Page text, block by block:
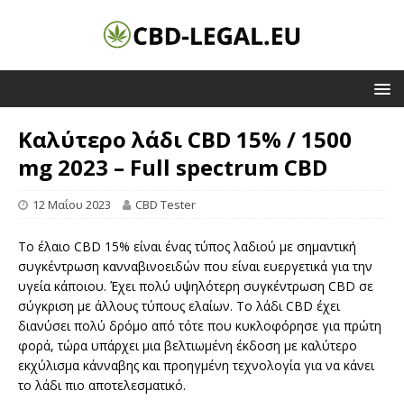
Καλύτερο λάδι CBD 15% / 1500
mg 2023 – Full spectrum CBD
12 Μαΐου 2023 CBD Tester
Το έλαιο CBD 15% είναι ένας τύπος λαδιού με σημαντική
συγκέντρωση κανναβινοειδών που είναι ευεργετικά για την
υγεία κάποιου. Έχει πολύ υψηλότερη συγκέντρωση CBD σε
σύγκριση με άλλους τύπους ελαίων. Το λάδι CBD έχει
διανύσει πολύ δρόμο από τότε που κυκλοφόρησε για πρώτη
φορά, τώρα υπάρχει μια βελτιωμένη έκδοση με καλύτερο
εκχύλισμα κάνναβης και προηγμένη τεχνολογία για να κάνει
το λάδι πιο αποτελεσματικό.